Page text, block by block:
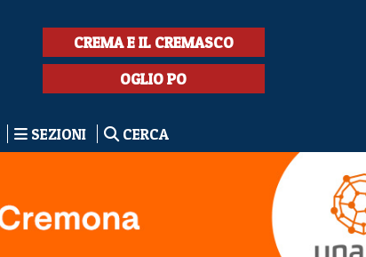
CREMA E IL CREMASCO
OGLIO PO
SEZIONI CERCA